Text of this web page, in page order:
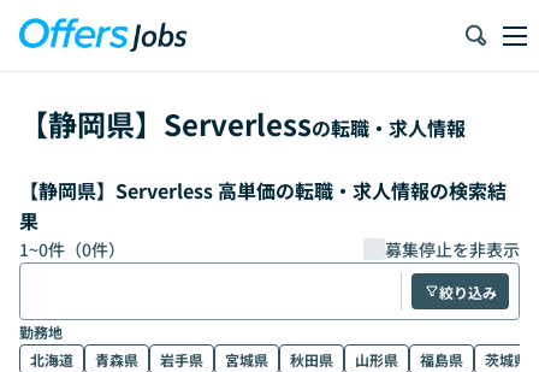
【静岡県】 Serverlessの転職・求人情報
【静岡県】Serverless 高単価の転職・求人情報の検索結
果
1~0件（0件） 募集停止を非表示
絞り込み
勤務地
北海道
青森県 岩手県 宮城県 秋田県 山形県 福島県
茨城県